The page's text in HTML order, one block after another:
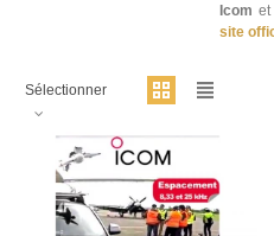
Icom et
site
Sélectionner